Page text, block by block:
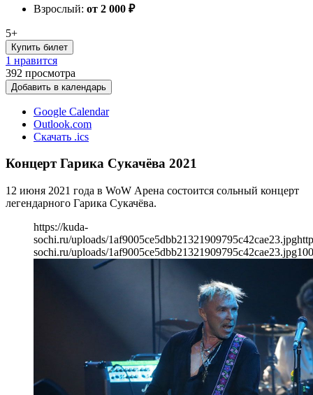
Взрослый: от 2 000 ₽
5+
Купить билет
1 нравится
392 просмотра
Добавить в календарь
Google Calendar
Outlook.com
Скачать .ics
Концерт Гарика Сукачёва 2021
12 июня 2021 года в WoW Арена состоится сольный концерт
легендарного Гарика Сукачёва.
https://kuda-
sochi.ru/uploads/1af9005ce5dbb21321909795c42cae23.jpg
sochi.ru/uploads/1af9005ce5dbb21321909795c42cae23.jpg